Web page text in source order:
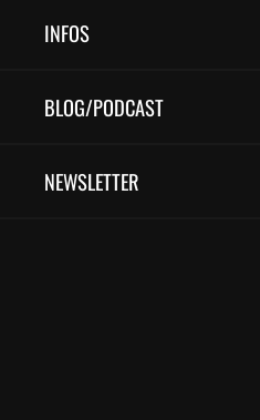
INFOS
BLOG/PODCAST
NEWSLETTER